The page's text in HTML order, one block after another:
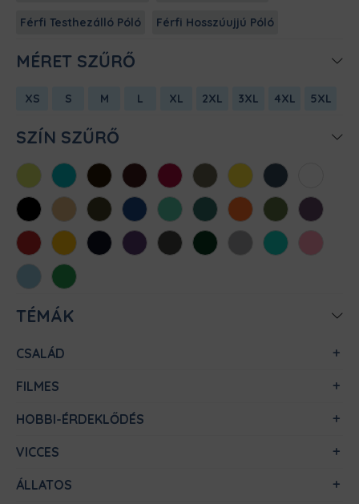
Férfi Testhezálló Póló Férfi Hosszúujjú Póló
MÉRET SZŰRŐ
XS S M L XL 2XL 3XL 4XL 5XL
SZÍN SZŰRŐ
AlmazöldAtollkékBarnaBordóChili Cink Citromsárga
Denim
FeketeHomokKhaki KirálykékMentaMéregzöld
NarancsOliva Padlizsán
Piros SárgaSötétkékSötétlilaSötétszürke
SötétzöldSportszürke
Türkiz
Világos
rózsaszín
Világoskék
Zöld
TÉMÁK
CSALÁD
FILMES
HOBBI-ÉRDEKLŐDÉS
VICCES
ÁLLATOS